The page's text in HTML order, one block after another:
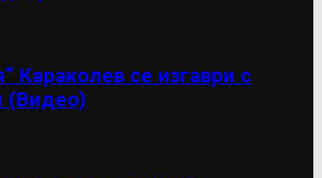
Караколев се изгаври с
(Видео)